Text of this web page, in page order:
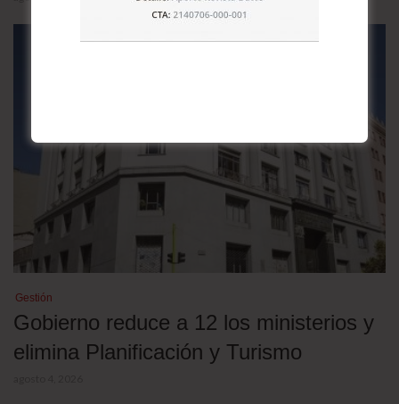
Gestión
Gobierno reduce a 12 los ministerios y
elimina Planificación y Turismo